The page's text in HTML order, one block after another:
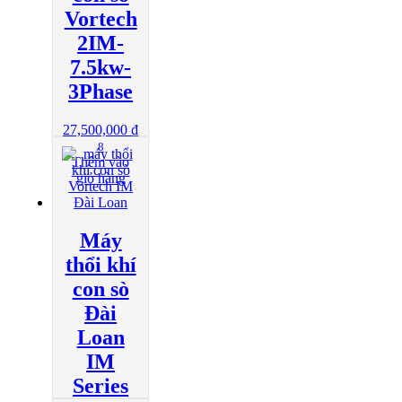
Vortech
2IM-
7.5kw-
3Phase
27,500,000₫
8
Thêm vào
giỏ hàng
Máy
thổi khí
con sò
Đài
Loan
IM
Series